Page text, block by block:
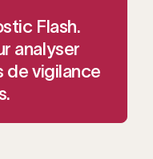
Flash.
analyser
de vigilance